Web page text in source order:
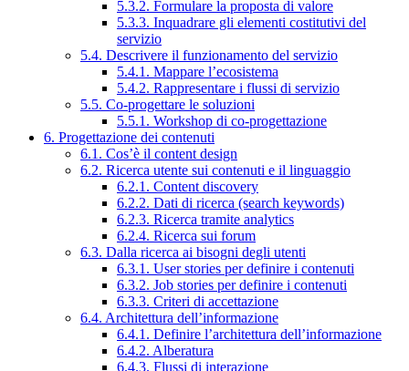
5.3.2. Formulare la proposta di valore
5.3.3. Inquadrare gli elementi costitutivi del
servizio
5.4. Descrivere il funzionamento del servizio
5.4.1. Mappare l’ecosistema
5.4.2. Rappresentare i flussi di servizio
5.5. Co-progettare le soluzioni
5.5.1. Workshop di co-progettazione
6. Progettazione dei contenuti
6.1. Cos’è il content design
6.2. Ricerca utente sui contenuti e il linguaggio
6.2.1. Content discovery
6.2.2. Dati di ricerca (search keywords)
6.2.3. Ricerca tramite analytics
6.2.4. Ricerca sui forum
6.3. Dalla ricerca ai bisogni degli utenti
6.3.1. User stories per definire i contenuti
6.3.2. Job stories per definire i contenuti
6.3.3. Criteri di accettazione
6.4. Architettura dell’informazione
6.4.1. Definire l’architettura dell’informazione
6.4.2. Alberatura
6.4.3. Flussi di interazione